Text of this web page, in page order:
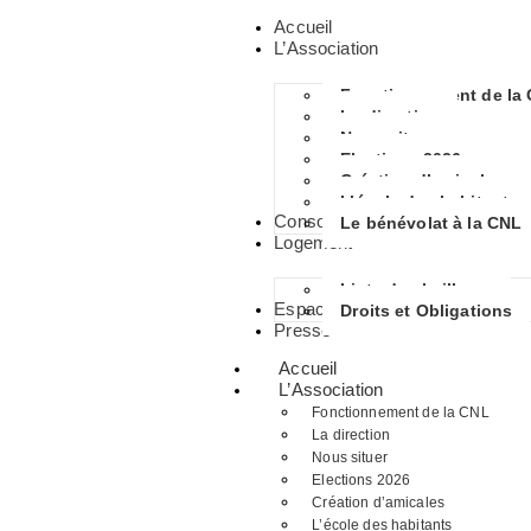
Accueil
L’Association
Fonctionnement de la
La direction
Nous situer
Elections 2026
Création d’amicales
L’école des habitants
Le bénévolat à la CNL
Consommation
Logement
Liste des bailleurs
Droits et Obligations
Espace Habitants
Presse
Accueil
L’Association
Fonctionnement de la CNL
La direction
Nous situer
Elections 2026
Création d’amicales
L’école des habitants